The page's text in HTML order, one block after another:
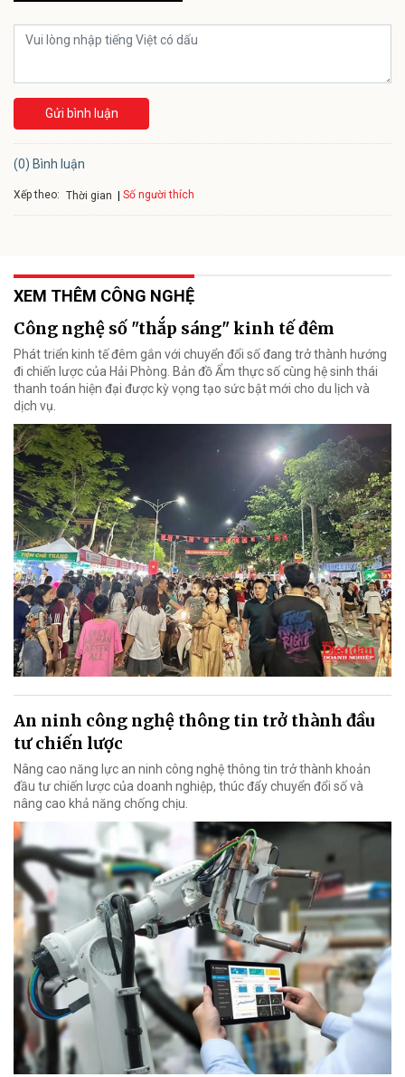
Gửi bình luận
(0) Bình luận
Xếp theo: Thời gian Số người thích
XEM THÊM CÔNG NGHỆ
Công nghệ số "thắp sáng" kinh tế đêm
Phát triển kinh tế đêm gắn với chuyển đổi số đang trở thành hướng
đi chiến lược của Hải Phòng. Bản đồ Ẩm thực số cùng hệ sinh thái
thanh toán hiện đại được kỳ vọng tạo sức bật mới cho du lịch và
dịch vụ.
An ninh công nghệ thông tin trở thành đầu
tư chiến lược
Nâng cao năng lực an ninh công nghệ thông tin trở thành khoản
đầu tư chiến lược của doanh nghiệp, thúc đẩy chuyển đổi số và
nâng cao khả năng chống chịu.